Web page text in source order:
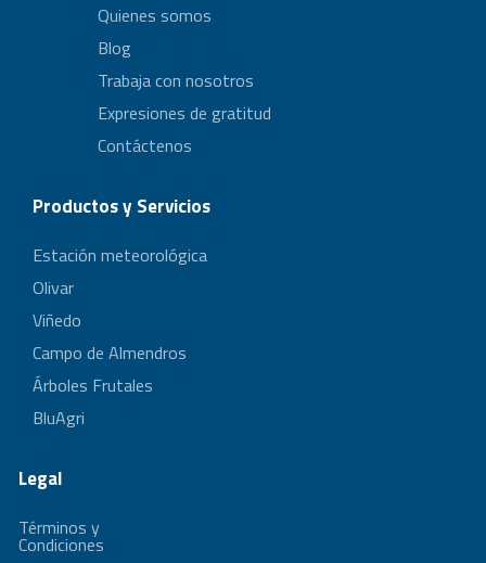
Quienes somos
Blog
Trabaja con nosotros
Expresiones de gratitud
Contáctenos
Productos y Servicios
Estación meteorológica
Olivar
Viñedo
Campo de Almendros
Árboles Frutales
BluAgri
Legal
Términos y
Condiciones